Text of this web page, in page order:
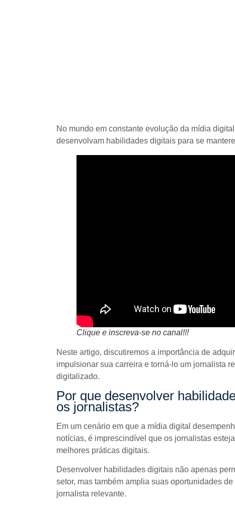
No mundo em constante evolução da mídia digital
desenvolvam habilidades digitais para se
Clique e inscreva-se no canal!!!
Neste artigo, discutiremos a importância de
impulsionar sua carreira e torná-lo um jornalista
digitalizado.
Por que desenvolver
os jornalistas?
Em um cenário em que a mídia digital
notícias, é imprescindível que os jornalistas
melhores práticas digitais.
Desenvolver habilidades digitais não apenas
setor, mas também amplia suas oportunidades
jornalista relevante.